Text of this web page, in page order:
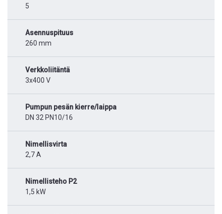
5
Asennuspituus
260 mm
Verkkoliitäntä
3x400 V
Pumpun pesän kierre/laippa
DN 32 PN10/16
Nimellisvirta
2,7 A
Nimellisteho P2
1,5 kW